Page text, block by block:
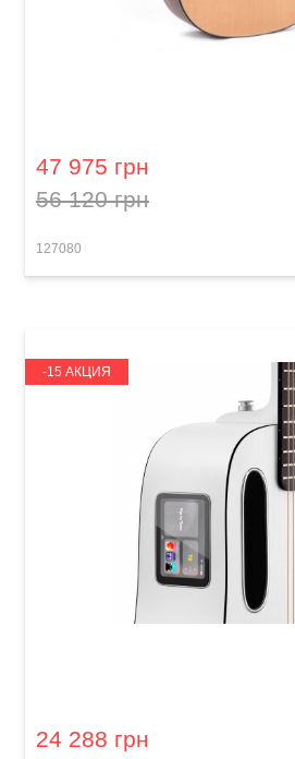
47 975 грн
56 120 грн
127080
-15 АКЦИЯ
24 288 грн